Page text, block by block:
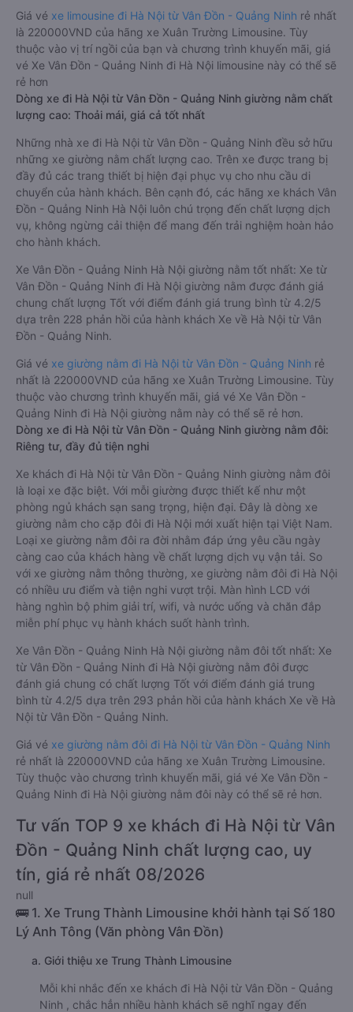
Giá vé xe limousine đi Hà Nội từ Vân Đồn - Quảng Ninh rẻ nhất
là 220000VND của hãng xe Xuân Trường Limousine. Tùy
thuộc vào vị trí ngồi của bạn và chương trình khuyến mãi, giá
vé Xe Vân Đồn - Quảng Ninh đi Hà Nội limousine này có thể sẽ
rẻ hơn
Dòng xe đi Hà Nội từ Vân Đồn - Quảng Ninh giường nằm chất
lượng cao: Thoải mái, giá cả tốt nhất
Những nhà xe đi Hà Nội từ Vân Đồn - Quảng Ninh đều sở hữu
những xe giường nằm chất lượng cao. Trên xe được trang bị
đầy đủ các trang thiết bị hiện đại phục vụ cho nhu cầu di
chuyển của hành khách. Bên cạnh đó, các hãng xe khách Vân
Đồn - Quảng Ninh Hà Nội luôn chú trọng đến chất lượng dịch
vụ, không ngừng cải thiện để mang đến trải nghiệm hoàn hảo
cho hành khách.
Xe Vân Đồn - Quảng Ninh Hà Nội giường nằm tốt nhất: Xe từ
Vân Đồn - Quảng Ninh đi Hà Nội giường nằm được đánh giá
chung chất lượng Tốt với điểm đánh giá trung bình từ 4.2/5
dựa trên 228 phản hồi của hành khách Xe về Hà Nội từ Vân
Đồn - Quảng Ninh.
Giá vé xe giường nằm đi Hà Nội từ Vân Đồn - Quảng Ninh rẻ
nhất là 220000VND của hãng xe Xuân Trường Limousine. Tùy
thuộc vào chương trình khuyến mãi, giá vé Xe Vân Đồn -
Quảng Ninh đi Hà Nội giường nằm này có thể sẽ rẻ hơn.
Dòng xe đi Hà Nội từ Vân Đồn - Quảng Ninh giường nằm đôi:
Riêng tư, đầy đủ tiện nghi
Xe khách đi Hà Nội từ Vân Đồn - Quảng Ninh giường nằm đôi
là loại xe đặc biệt. Với mỗi giường được thiết kế như một
phòng ngủ khách sạn sang trọng, hiện đại. Đây là dòng xe
giường nằm cho cặp đôi đi Hà Nội mới xuất hiện tại Việt Nam.
Loại xe giường nằm đôi ra đời nhằm đáp ứng yêu cầu ngày
càng cao của khách hàng về chất lượng dịch vụ vận tải. So
với xe giường nằm thông thường, xe giường nằm đôi đi Hà Nội
có nhiều ưu điểm và tiện nghi vượt trội. Màn hình LCD với
hàng nghìn bộ phim giải trí, wifi, và nước uống và chăn đắp
miễn phí phục vụ hành khách suốt hành trình.
Xe Vân Đồn - Quảng Ninh Hà Nội giường nằm đôi tốt nhất: Xe
từ Vân Đồn - Quảng Ninh đi Hà Nội giường nằm đôi được
đánh giá chung có chất lượng Tốt với điểm đánh giá trung
bình từ 4.2/5 dựa trên 293 phản hồi của hành khách Xe về Hà
Nội từ Vân Đồn - Quảng Ninh.
Giá vé xe giường nằm đôi đi Hà Nội từ Vân Đồn - Quảng Ninh
rẻ nhất là 220000VND của hãng xe Xuân Trường Limousine.
Tùy thuộc vào chương trình khuyến mãi, giá vé Xe Vân Đồn -
Quảng Ninh đi Hà Nội giường nằm đôi này có thể sẽ rẻ hơn.
Tư vấn TOP 9 xe khách đi Hà Nội từ Vân
Đồn - Quảng Ninh chất lượng cao, uy
tín, giá rẻ nhất 08/2026
null
🚌 1. Xe Trung Thành Limousine khởi hành tại Số 180
Lý Anh Tông (Văn phòng Vân Đồn)
a. Giới thiệu xe Trung Thành Limousine
Mỗi khi nhắc đến xe khách đi Hà Nội từ Vân Đồn - Quảng
Ninh , chắc hẳn nhiều hành khách sẽ nghĩ ngay đến